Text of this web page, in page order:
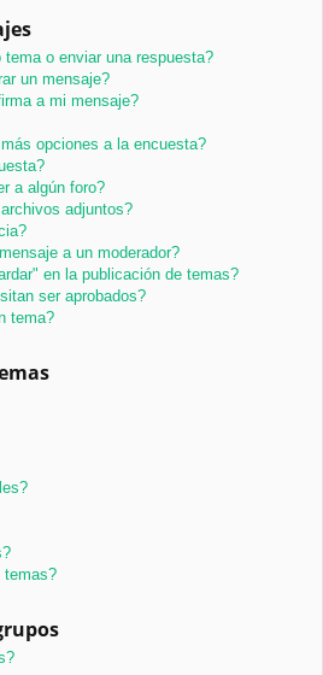
o enviar una respuesta?
un mensaje?
a mi mensaje?
opciones a la encuesta?
a algún foro?
adjuntos?
a un moderador?
en la publicación de temas?
ser aprobados?
tema?
temas?